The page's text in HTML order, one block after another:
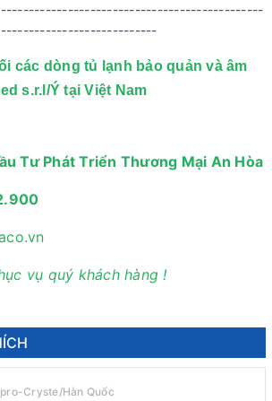
các dòng tủ lạnh bảo quản và âm
s.r.l/Ý tại Việt Nam
Tư Phát Triển Thương Mại An Hòa
vụ quý khách hàng !
Cryste/Hàn Quốc